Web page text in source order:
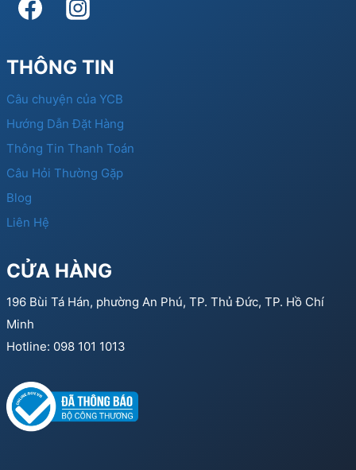
THÔNG TIN
Câu chuyện của YCB
Hướng Dẫn Đặt Hàng
Thông Tin Thanh Toán
Câu Hỏi Thường Gặp
Blog
Liên Hệ
CỬA HÀNG
196 Bùi Tá Hán, phường An Phú, TP. Thủ Đức, TP. Hồ Chí
Minh
Hotline: 098 101 1013